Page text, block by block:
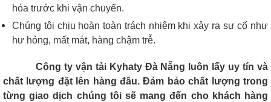
hóa trước khi vận chuyển.
Chúng tôi chịu hoàn toàn trách nhiệm khi xảy ra sự cố như
hư hỏng, mất mát, hàng chậm trễ.
Công ty vận tải Kyhaty Đà Nẵng luôn lấy uy tín và
chất lượng đặt lên hàng đầu. Đảm bảo chất lượng trong
từng giao dịch chúng tôi sẽ mang đến cho khách hàng